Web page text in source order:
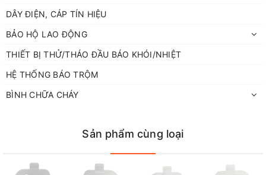
DÂY ĐIỆN, CÁP TÍN HIỆU
BẢO HỘ LAO ĐỘNG
THIẾT BỊ THỬ/THÁO ĐẦU BÁO KHÓI/NHIỆT
HỆ THỐNG BÁO TRỘM
BÌNH CHỮA CHÁY
Sản phẩm cùng loại